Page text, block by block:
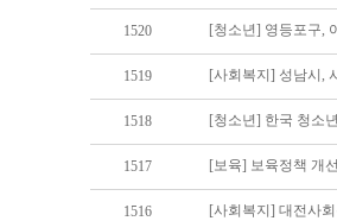
1520 [청소년] 영등포구,
1519 [사회복지] 성남시,
1518 [청소년] 한국 청소
1517 [보육] 보육정책 개
1516 [사회복지] 대전사